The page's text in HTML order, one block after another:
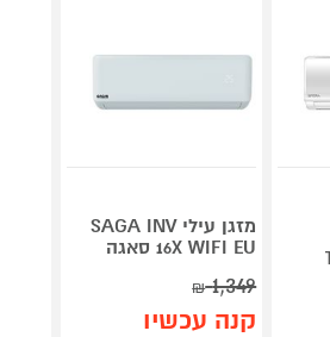
מזגן עילי SAGA INV
16X WIFI EU סאגה
1,349
₪
קנה עכשיו